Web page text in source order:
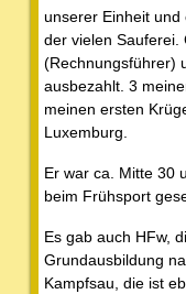
unserer Einheit und
der vielen Sauferei.
(Rechnungsführer)
ausbezahlt. 3
meinen ersten
Luxemburg.
Er war ca. Mitte 30
beim Frühsport
Es gab auch HFw,
Grundausbildung
Kampfsau, die ist